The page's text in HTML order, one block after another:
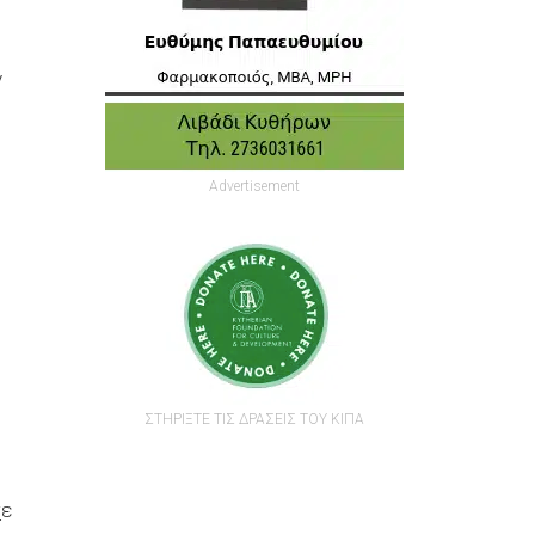
Advertisement
ΣΤΗΡΙΞΤΕ ΤΙΣ ΔΡΑΣΕΙΣ ΤΟΥ ΚΙΠΑ